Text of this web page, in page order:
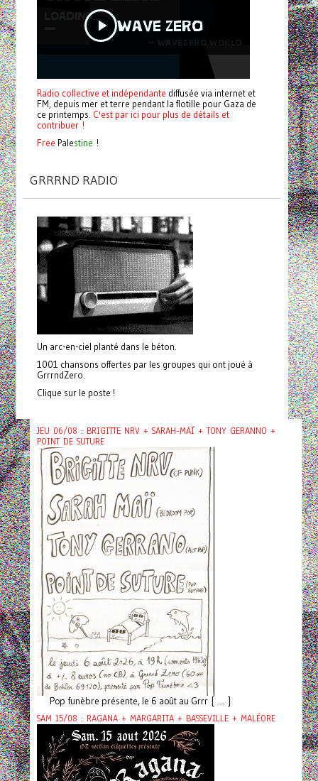
Radio collective et indépendante diffusée via internet et
FM, depuis mer et terre pendant la flotille pour Gaza de
ce printemps. C'est par ici pour plus de détails et
contribuer !
Free Palestine !
GRRRND RADIO
Un arc-en-ciel planté dans le béton.
1001 chansons offertes par les groupes qui ont joué à
GrrrndZero.
Clique sur le poste !
JEU 06/08 : BRIGITTE NRV + SARAH-MAÏ + TONY GERANNO +
POINT DE SUTURE
Pop funèbre présente, le 6 août au Grrr [ ... ]
SAM 15/08 : RAGANA + MARGARITA + BASSEVILLE + MALÉORE